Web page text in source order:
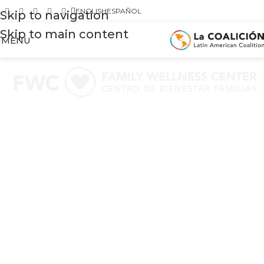
Skip to navigation
Skip to main content
ENGLISHESPAÑOL
MENU